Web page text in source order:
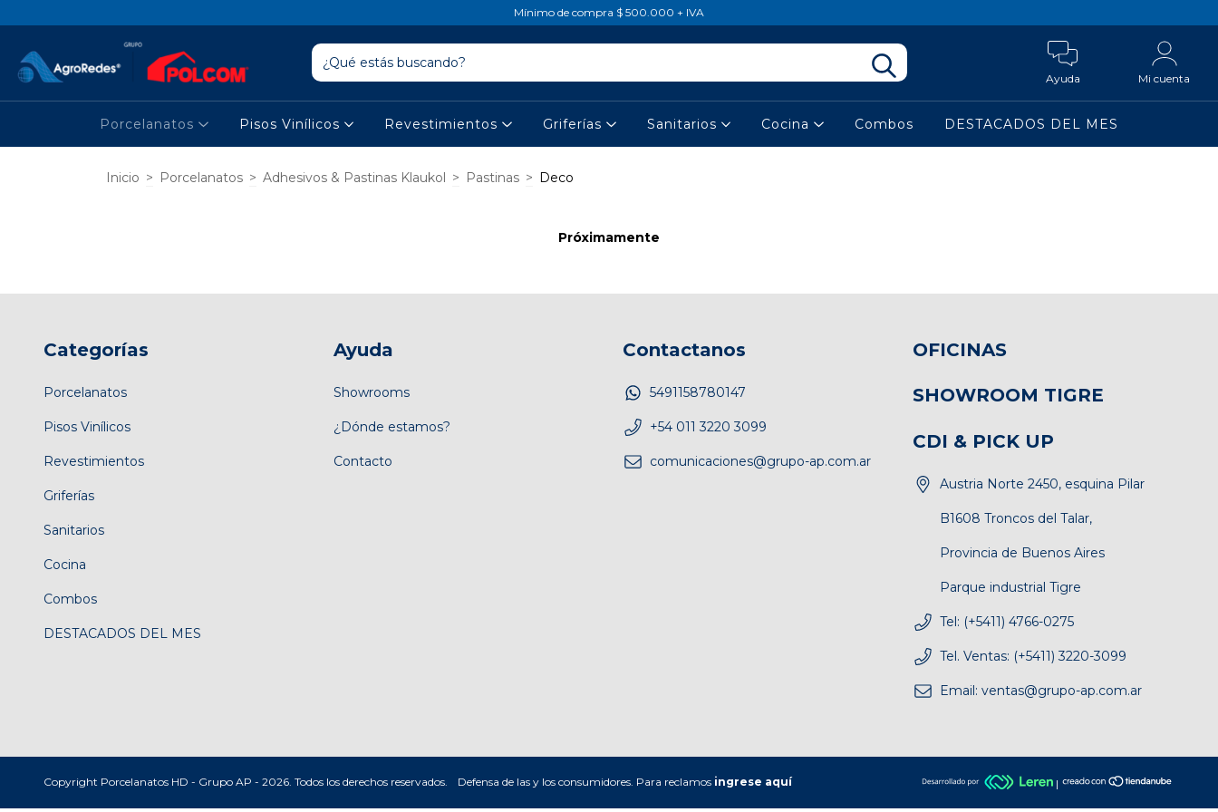
Mínimo de compra $ 500.000 + IVA
Ayuda Mi cuenta
Porcelanatos Pisos Vinílicos Revestimientos Griferías Sanitarios Cocina Combos DESTACADOS DEL MES
Inicio > Porcelanatos > Adhesivos & Pastinas Klaukol > Pastinas > Deco
Próximamente
Categorías
Porcelanatos
Pisos Vinílicos
Revestimientos
Griferías
Sanitarios
Cocina
Combos
DESTACADOS DEL MES
Ayuda
Showrooms
¿Dónde estamos?
Contacto
Contactanos
5491158780147
+54 011 3220 3099
comunicaciones@grupo-ap.com.ar
OFICINAS
SHOWROOM TIGRE
CDI & PICK UP
Austria Norte 2450, esquina Pilar
B1608 Troncos del Talar,
Provincia de Buenos Aires
Parque industrial Tigre
Tel: (+5411) 4766-0275
Tel. Ventas: (+5411) 3220-3099
Email: ventas@grupo-ap.com.ar
Copyright Porcelanatos HD - Grupo AP - 2026. Todos los derechos reservados. Defensa de las y los consumidores. Para reclamos ingrese aquí |